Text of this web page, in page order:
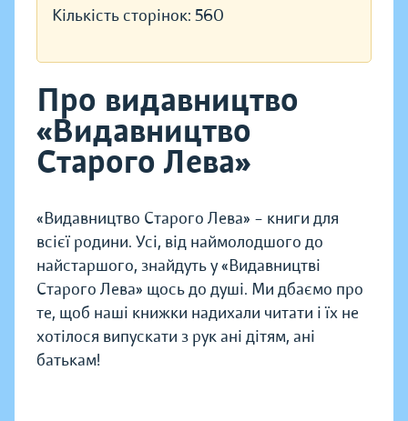
Кількість сторінок: 560
Про видавництво
«Видавництво
Старого Лева»
«Видавництво Старого Лева» – книги для
всієї родини. Усі, від наймолодшого до
найстаршого, знайдуть у «Видавництві
Старого Лева» щось до душі. Ми дбаємо про
те, щоб наші книжки надихали читати і їх не
хотілося випускати з рук ані дітям, ані
батькам!